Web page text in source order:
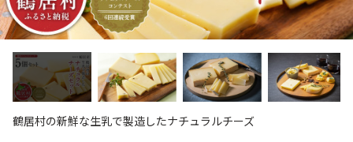
鶴居村の新鮮な生乳で製造したナチュラルチーズ